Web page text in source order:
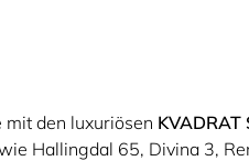
den luxuriösen KVADRAT
Hallingdal 65, Divina 3,